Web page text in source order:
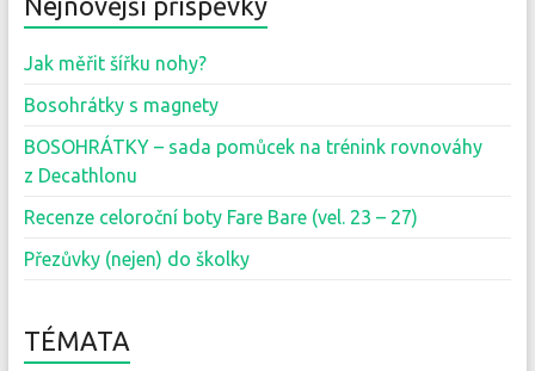
Jak měřit šířku nohy?
Bosohrátky s magnety
BOSOHRÁTKY – sada pomůcek na trénink rovnováhy
z Decathlonu
Recenze celoroční boty Fare Bare (vel. 23 – 27)
Přezůvky (nejen) do školky
TÉMATA